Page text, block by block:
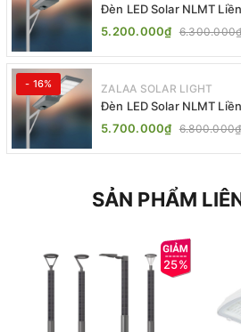
Đèn LED Solar NLMT
One | ZALAA Street Light
5.200.000₫
- 16% ZALAA SOLAR LIGHT
Đèn LED Solar NLMT
One | ZALAA Street Light
5.700.000₫ 6.800.000₫
SẢN PHẨM
25%